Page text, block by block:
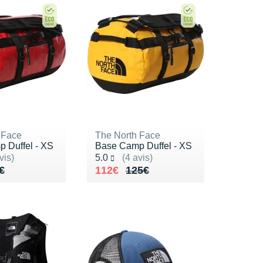
Duffel - XS
5
125€
The North Face
Base Camp Duffel - XS
5.0
(4 avis)
Noté 5.0 sur 5
125€
Au lieu de 125€
112€
Vendu 112€